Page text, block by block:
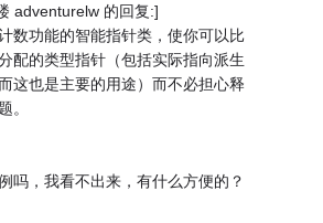
adventurelw 的回复:]
数功能的智能指针类，使你可以比
配的类型指针（包括实际指向派生
这也是主要的用途）而不必担心释
。
吗，我看不出来，有什么方便的？